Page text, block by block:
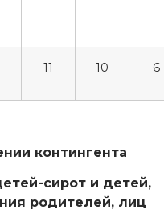
11 10 6
контингента
сирот и детей,
родителей, лиц